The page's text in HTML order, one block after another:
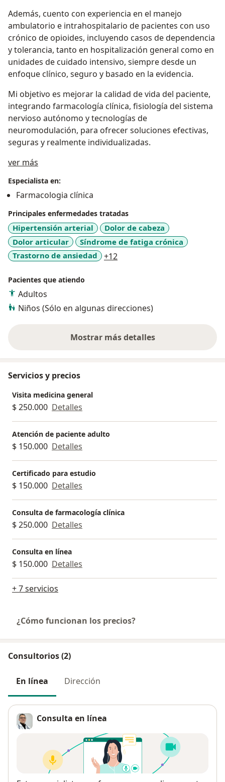
Además, cuento con experiencia en el manejo
ambulatorio e intrahospitalario de pacientes con uso
crónico de opioides, incluyendo casos de dependencia
y tolerancia, tanto en hospitalización general como en
unidades de cuidado intensivo, siempre desde un
enfoque clínico, seguro y basado en la evidencia.
Mi objetivo es mejorar la calidad de vida del paciente,
integrando farmacología clínica, fisiología del sistema
nervioso autónomo y tecnologías de
neuromodulación, para ofrecer soluciones efectivas,
seguras y realmente individualizadas.
ver más
Especialista en:
Farmacologia clínica
Principales enfermedades tratadas
Hipertensión arterial
Dolor de cabeza
Dolor articular
Síndrome de fatiga crónica
Trastorno de ansiedad
+12
Pacientes que atiendo
Adultos
Niños (Sólo en algunas direcciones)
Mostrar más detalles
sobre la experiencia
Servicios y precios
Visita medicina general
$ 250.000 Detalles
Atención de paciente adulto
$ 150.000 Detalles
Certificado para estudio
$ 150.000 Detalles
Consulta de farmacología clínica
$ 250.000 Detalles
Consulta en línea
$ 150.000 Detalles
+ 7 servicios
¿Cómo funcionan los precios?
Consultorios (2)
En línea Dirección
Consulta en línea